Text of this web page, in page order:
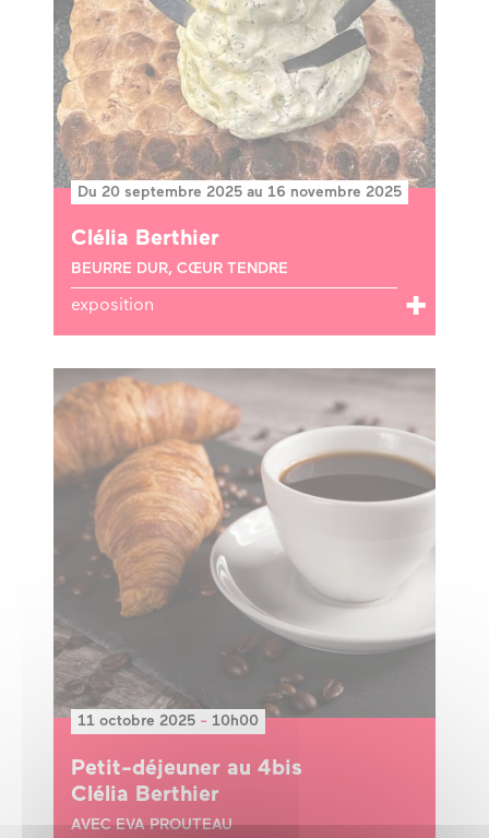
Du 20 septembre 2025 au 16 novembre 2025
Clélia Berthier
BEURRE DUR, CŒUR TENDRE
exposition
11 octobre 2025 - 10h00
Petit-déjeuner au 4bis
Clélia Berthier
AVEC EVA PROUTEAU